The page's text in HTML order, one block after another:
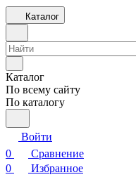
Каталог
Каталог
По всему сайту
По каталогу
Войти
0
Сравнение
0
Избранное